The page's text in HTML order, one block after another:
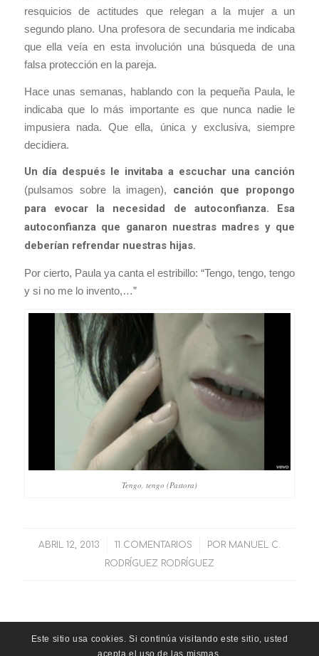
resquicios de actitudes que relegan a la mujer a un
segundo plano. Una profesora de secundaria me indicaba
que ella veía en esta involución una búsqueda de una
falsa protección en la pareja.
Hace unas semanas, hablando con la pequeña Paula, le
indicaba que lo más importante es que nunca nadie le
impusiera nada. Que ella, única y exclusiva, siempre
decidiera.
Un día después le invitaba a escuchar una canción
(pulsamos sobre la imagen), canción que propongo
para evocar la necesidad de autoconfianza. Esa
autoconfianza que ganaron nuestras madres y que
deberían refrendar nuestras hijas.
Por cierto, Paula ya canta el estribillo: “Tengo, tengo, tengo
y si no me lo invento,…”
Tengo, tengo (Pastora)
ABRIL 12, 2013
/ 11 COMENTARIOS
/ POR MANUEL C.
RODRÍGUEZ RODRÍGUEZ
Este sitio usa cookies. Si continúa visitando este sitio, usted